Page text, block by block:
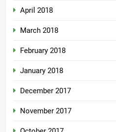
April 2018
March 2018
February 2018
January 2018
December 2017
November 2017